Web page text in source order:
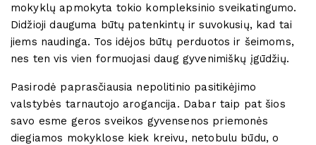
mokyklų apmokyta tokio kompleksinio sveikatingumo.
Didžioji dauguma būtų patenkintų ir suvokusių, kad tai
jiems naudinga. Tos idėjos būtų perduotos ir šeimoms,
nes ten vis vien formuojasi daug gyvenimiškų įgūdžių.
Pasirodė paprasčiausia nepolitinio pasitikėjimo
valstybės tarnautojo arogancija. Dabar taip pat šios
savo esme geros sveikos gyvensenos priemonės
diegiamos mokyklose kiek kreivu, netobulu būdu, o